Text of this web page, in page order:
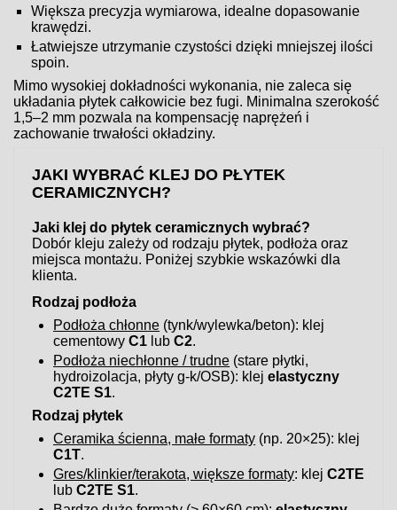
Większa precyzja wymiarowa, idealne dopasowanie
krawędzi.
Łatwiejsze utrzymanie czystości dzięki mniejszej ilości
spoin.
Mimo wysokiej dokładności wykonania, nie zaleca się
układania płytek całkowicie bez fugi. Minimalna szerokość
1,5–2 mm pozwala na kompensację naprężeń i
zachowanie trwałości okładziny.
JAKI WYBRAĆ KLEJ DO PŁYTEK
CERAMICZNYCH?
Jaki klej do płytek ceramicznych wybrać?
Dobór kleju zależy od rodzaju płytek, podłoża oraz
miejsca montażu. Poniżej szybkie wskazówki dla
klienta.
Rodzaj podłoża
Podłoża chłonne (tynk/wylewka/beton): klej
cementowyC1 lubC2.
Podłoża niechłonne / trudne (stare płytki,
hydroizolacja, płyty g-k/OSB): klejelastyczny
C2TE S1.
Rodzaj płytek
Ceramika ścienna, małe formaty (np. 20×25): klej
C1T.
Gres/klinkier/terakota, większe formaty: klejC2TE
lubC2TE S1.